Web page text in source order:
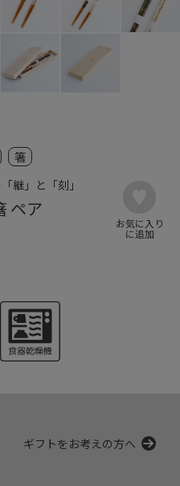
箸
継」と「刻」
ペア
ギフトをお考えの方へ